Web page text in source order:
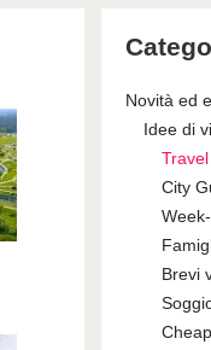
Novità ed
Idee di
City
Brevi